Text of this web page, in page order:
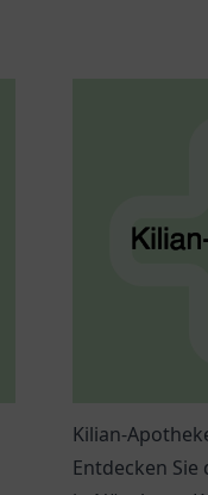
Kilian-
Entdecken Sie